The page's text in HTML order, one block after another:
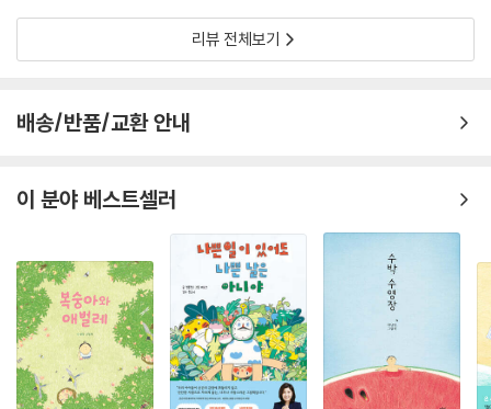
다가왔답니다.이끼가 낀 그대로 붙박인 자
리뷰 전체보기
배송/반품/교환 안내
이 분야 베스트셀러